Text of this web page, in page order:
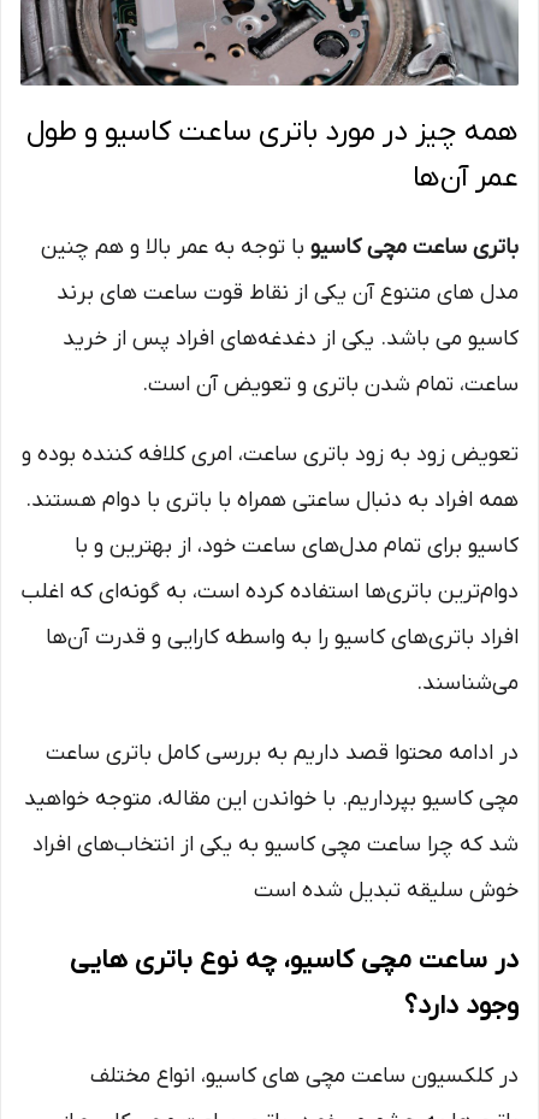
همه چیز در مورد باتری ساعت کاسیو و طول
عمر آن‌ها
باتری ساعت مچی کاسیو با توجه به عمر بالا و هم چنین
مدل های متنوع آن یکی از نقاط قوت ساعت های برند
کاسیو می باشد. یکی از دغدغه‌های افراد پس از خرید
ساعت، تمام شدن باتری و تعویض آن است.
تعویض زود به زود باتری ساعت، امری کلافه کننده بوده و
همه افراد به دنبال ساعتی همراه با باتری با دوام هستند.
کاسیو برای تمام مدل‌های ساعت‌ خود، از بهترین و با
دوام‌ترین باتری‌ها استفاده کرده است، به گونه‌ای که اغلب
افراد باتری‌های کاسیو را به واسطه کارایی و قدرت آن‌ها
می‌شناسند.
در ادامه محتوا قصد داریم به بررسی کامل باتری ساعت
مچی کاسیو بپرداریم. با خواندن این مقاله، متوجه خواهید
شد که چرا ساعت مچی کاسیو به یکی از انتخاب‌های افراد
خوش‌ سلیقه تبدیل شده است
در ساعت مچی کاسیو، چه نوع باتری‌ هایی
وجود دارد؟
در کلکسیون ساعت مچی های کاسیو، انواع مختلف